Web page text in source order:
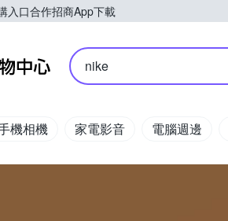
入口合作招商App下載
Yahoo購物中心
nike
機相機 家電影音 電腦週邊